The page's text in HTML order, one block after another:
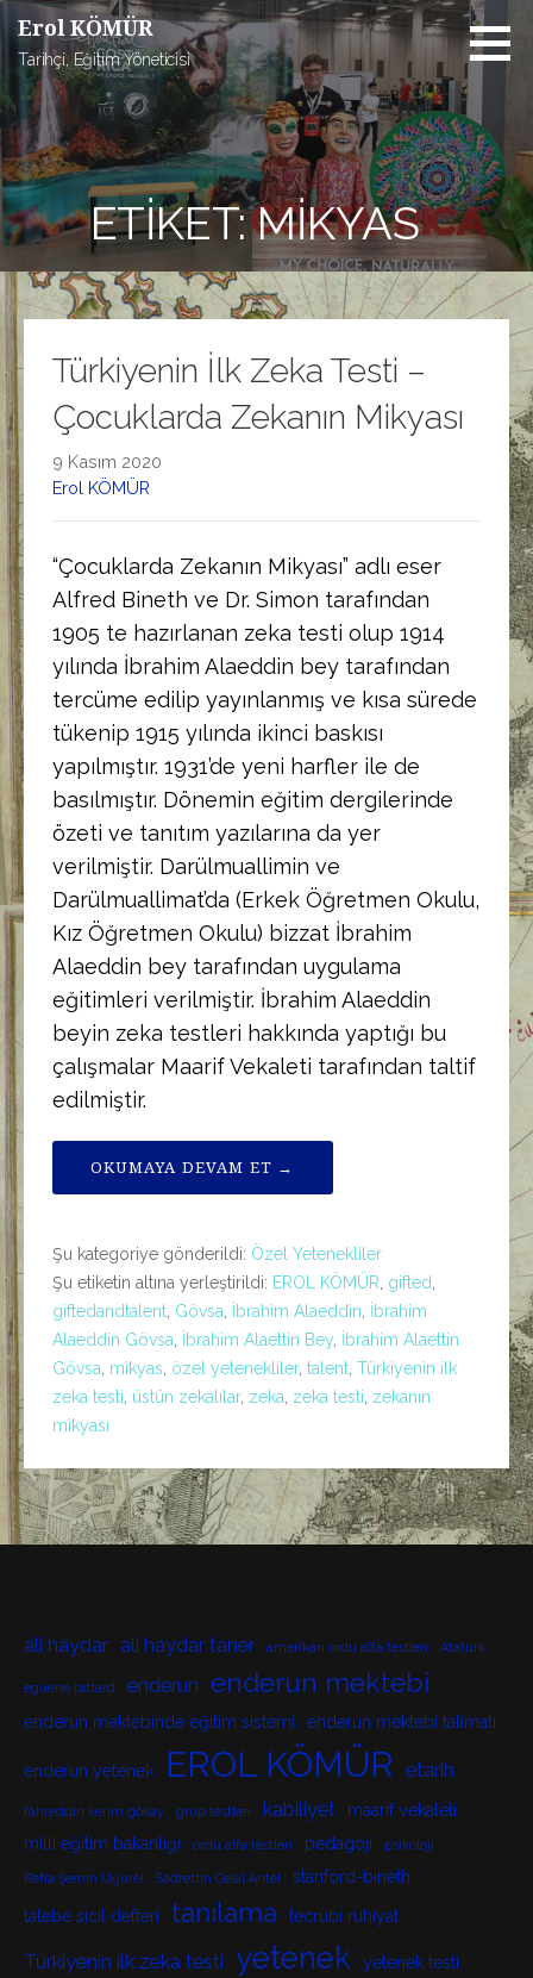
İçeriğe
atla
Erol KÖMÜR
Tarihçi, Eğitim Yöneticisi
ETIKET: MIKYAS
Türkiyenin İlk Zeka Testi –
Çocuklarda Zekanın Mikyası
9 Kasım 2020
Erol KÖMÜR
“Çocuklarda Zekanın Mikyası” adlı eser
Alfred Bineth ve Dr. Simon tarafından
1905 te hazırlanan zeka testi olup 1914
yılında İbrahim Alaeddin bey tarafından
tercüme edilip yayınlanmış ve kısa sürede
tükenip 1915 yılında ikinci baskısı
yapılmıştır. 1931’de yeni harfler ile de
basılmıştır. Dönemin eğitim dergilerinde
özeti ve tanıtım yazılarına da yer
verilmiştir. Darülmuallimin ve
Darülmuallimat’da (Erkek Öğretmen Okulu,
Kız Öğretmen Okulu) bizzat İbrahim
Alaeddin bey tarafından uygulama
eğitimleri verilmiştir. İbrahim Alaeddin
beyin zeka testleri hakkında yaptığı bu
çalışmalar Maarif Vekaleti tarafından taltif
edilmiştir.
OKUMAYA DEVAM ET →
Şu kategoriye gönderildi: Özel Yetenekliler
Şu etiketin altına yerleştirildi: EROL KÖMÜR gifted
giftedandtalent Gövsa İbrahim Alaeddin İbrahim
Alaeddin Gövsa İbrahim Alaettin Bey İbrahim Alaettin
Gövsa mikyas özel yetenekliler, talent Türkiyenin ilk
zeka testi üstün zekalılar, zeka zeka testi zekanın
mikyası
ali haydar ali haydar taner amerikan ordu alfa testleri Atatürk
eguene pittard enderun enderun mektebi
enderun mektebinde eğitim sistemi enderun mektebi talimatı
enderun yetenek EROL KÖMÜR etarih
fahreddin kerim gökay grup testleri kabiliyet
maarif vekaleti
milli eğitim bakanlığı
ordu alfa testleri pedagoji psikoloji
Refia Şemin Uğurel Sadrettin Celal Antel stanford-bineth
talebe sicil defteri tanılama tecrübi ruhiyat
Türkiyenin ilk zeka testi yetenek yetenek testi